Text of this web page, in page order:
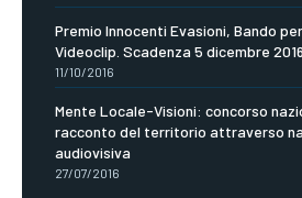
Premio Innocenti Evasioni, Bando
Videoclip. Scadenza 5 dicembre 2016
11/10/2016
Mente Locale-Visioni: concorso
racconto del territorio attraverso
audiovisiva
27/07/2016